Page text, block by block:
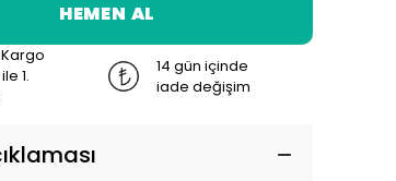
HEMEN AL
Kargo
1.
14 gün içinde
iade değişim